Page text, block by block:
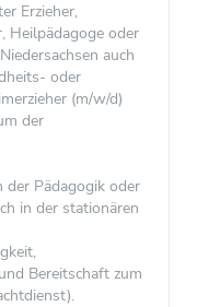
Erzieher,
Heilpädagoge oder
auch
oder
(m/w/d)
der
der Pädagogik oder
in der stationären
Bereitschaft zum